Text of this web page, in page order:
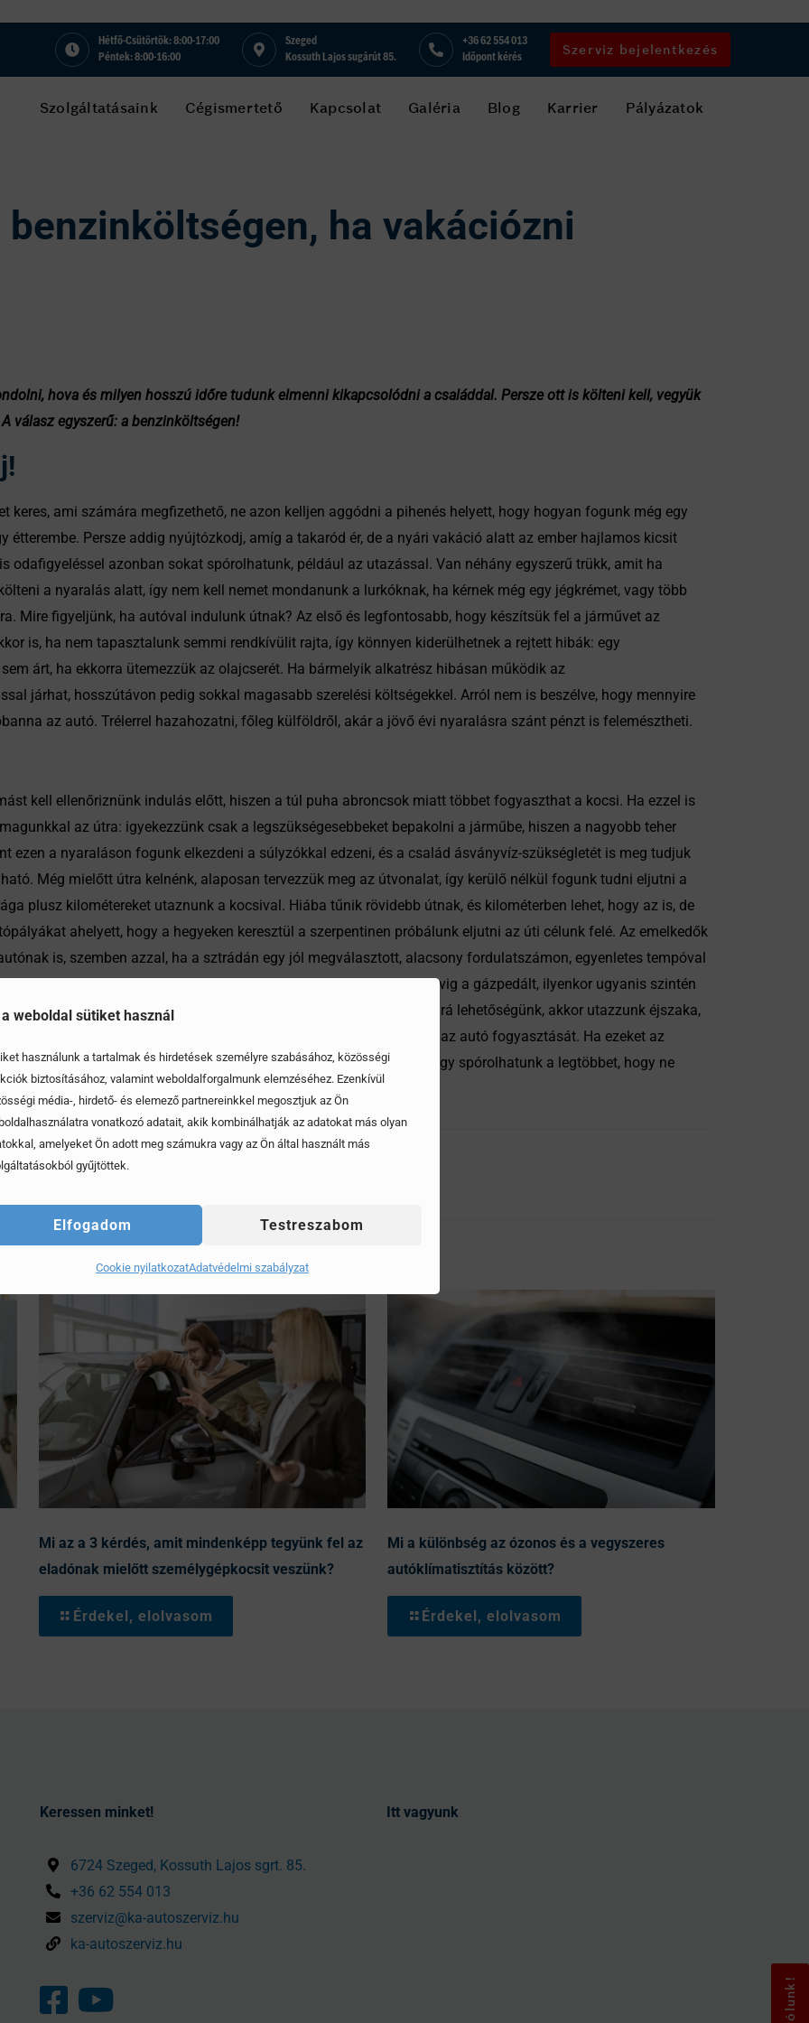
a weboldal sütiket használ
használunk a tartalmak és hirdetések személyre szabásához, közösségi
biztosításához, valamint weboldalforgalmunk elemzéséhez. Ezenkívül
média-, hirdető- és elemező partnereinkkel megosztjuk az Ön
vonatkozó adatait, akik kombinálhatják az adatokat más olyan
amelyeket Ön adott meg számukra vagy az Ön által használt más
gyűjtöttek.
Elfogadom Testreszabom
Cookie nyilatkozatAdatvédelmi szabályzat
Hétfő-Csütörtök: 8:00-17:00
Péntek: 8:00-16:00
Szeged
Kossuth Lajos sugárút 85.
+36 62 554 013
Időpont kérés
Szerviz bejelentkezés
Szolgáltatásaink Cégismertető Kapcsolat Galéria Blog Karrier Pályázatok
ha vakációzni
hova és milyen hosszú időre tudunk elmenni kikapcsolódni a családdal. Persze ott is költeni kell, vegyük
válasz egyszerű: a benzinköltségen!
keres, ami számára megfizethető, ne azon kelljen aggódni a pihenés helyett, hogy hogyan fogunk még egy
étterembe. Persze addig nyújtózkodj, amíg a takaród ér, de a nyári vakáció alatt az ember hajlamos kicsit
odafigyeléssel azonban sokat spórolhatunk, például az utazással. Van néhány egyszerű trükk, amit ha
a nyaralás alatt, így nem kell nemet mondanunk a lurkóknak, ha kérnek még egy jégkrémet, vagy több
Mire figyeljünk, ha autóval indulunk útnak? Az első és legfontosabb, hogy készítsük fel a járművet az
is, ha nem tapasztalunk semmi rendkívülit rajta, így könnyen kiderülhetnek a rejtett hibák: egy
árt, ha ekkorra ütemezzük az olajcserét. Ha bármelyik alkatrész hibásan működik az
járhat, hosszútávon pedig sokkal magasabb szerelési költségekkel. Arról nem is beszélve, hogy mennyire
az autó. Trélerrel hazahozatni, főleg külföldről, akár a jövő évi nyaralásra szánt pénzt is felemésztheti.
kell ellenőriznünk indulás előtt, hiszen a túl puha abroncsok miatt többet fogyaszthat a kocsi. Ha ezzel is
az útra: igyekezzünk csak a legszükségesebbeket bepakolni a járműbe, hiszen a nagyobb teher
ezen a nyaraláson fogunk elkezdeni a súlyzókkal edzeni, és a család ásványvíz-szükségletét is meg tudjuk
Még mielőtt útra kelnénk, alaposan tervezzük meg az útvonalat, így kerülő nélkül fogunk tudni eljutni a
plusz kilométereket utaznunk a kocsival. Hiába tűnik rövidebb útnak, és kilométerben lehet, hogy az is, de
ahelyett, hogy a hegyeken keresztül a szerpentinen próbálunk eljutni az úti célunk felé. Az emelkedők
is, szemben azzal, ha a sztrádán egy jól megválasztott, alacsony fordulatszámon, egyenletes tempóval
és a sebességváltásokra is, lehetőség szerint ne nyomjuk tövig a gázpedált, ilyenkor ugyanis szintén
gyorsítással vesszük fel az utazósebességünket. Ha van rá lehetőségünk, akkor utazzunk éjszaka,
használnunk. A légkondíció használata ugyanis szintén növelheti az autó fogyasztását. Ha ezeket az
során jelentősen csökkenthetjük a kocsi üzemanyag fogyasztását, így spórolhatunk a legtöbbet, hogy ne
a nyugodt pihenésnek szentelhessük a nyaralás időszakát.
Mi az a 3 kérdés, amit mindenképp tegyünk fel az
eladónak mielőtt személygépkocsit veszünk?
Érdekel, elolvasom
Mi a különbség az ózonos és a vegyszeres
autóklímatisztítás között?
Érdekel, elolvasom
Keressen minket!
6724 Szeged, Kossuth Lajos sgrt. 85.
+36 62 554 013
szerviz@ka-autoszerviz.hu
ka-autoszerviz.hu
Itt vagyunk